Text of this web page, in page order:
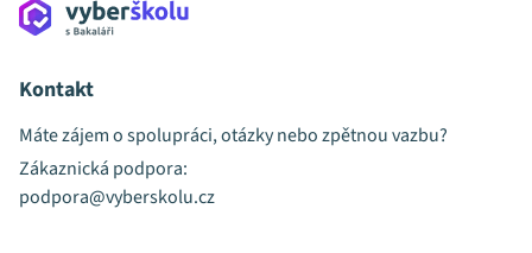
Kontakt
Máte zájem o spolupráci, otázky nebo zpětnou vazbu?
Zákaznická podpora:
podpora@vyberskolu.cz